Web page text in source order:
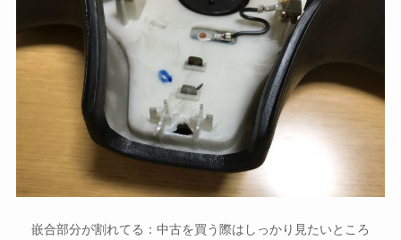
嵌合部分が割れてる：中古を買う際はしっかり見たいところ